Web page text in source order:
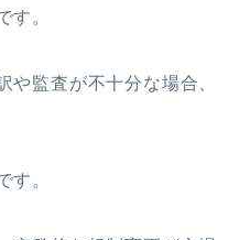
す。
や監査が不十分な場合、
す。